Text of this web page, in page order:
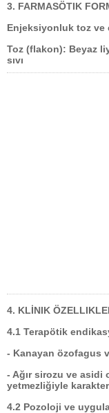
3. FARMASÖTIK
Enjeksiyonluk toz ve
Toz (flakon): Beyaz
sıvı
4. KLİNIK
4.1 Terapötik
- Kanayan özofagus
- Ağır sirozu ve
yetmezliğiyle
4.2 Pozoloji ve